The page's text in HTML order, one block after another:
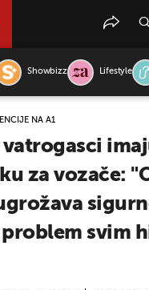
Showbizz Lifestyle
NA A1
za vozače:
svim